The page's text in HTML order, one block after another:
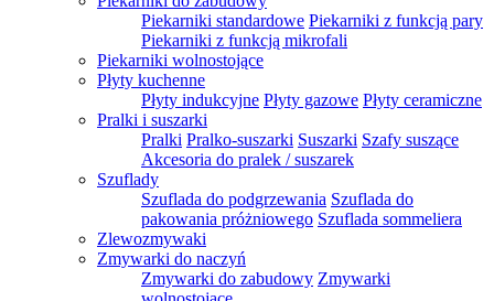
Piekarniki standardowe Piekarniki z funkcją pary
Piekarniki z funkcją mikrofali
Piekarniki wolnostojące
Płyty kuchenne
Płyty indukcyjne Płyty gazowe Płyty ceramiczne
Pralki i suszarki
Pralki Pralko-suszarki Suszarki Szafy suszące
Akcesoria do pralek / suszarek
Szuflady
Szuflada do podgrzewania Szuflada do
pakowania próżniowego Szuflada sommeliera
Zlewozmywaki
Zmywarki do naczyń
Zmywarki do zabudowy Zmywarki